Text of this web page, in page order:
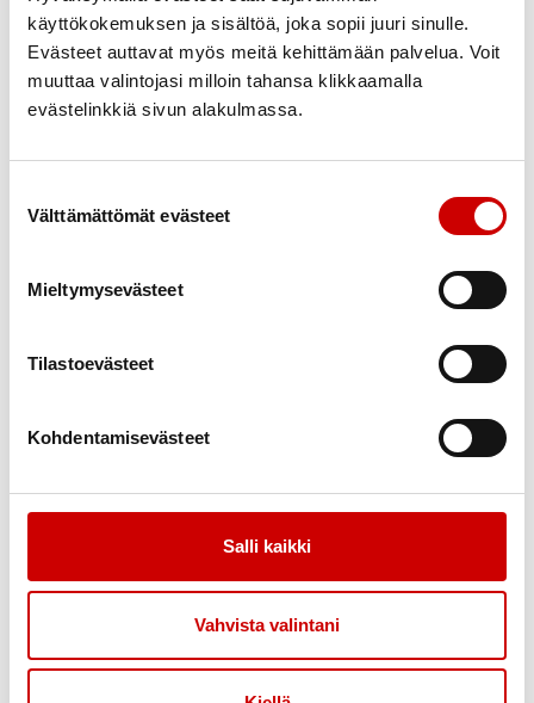
käyttökokemuksen ja sisältöä, joka sopii juuri sinulle.
Evästeet auttavat myös meitä kehittämään palvelua. Voit
muuttaa valintojasi milloin tahansa klikkaamalla
evästelinkkiä sivun alakulmassa.
Välttämättömät evästeet
Mieltymysevästeet
Tilastoevästeet
Kohdentamisevästeet
Salli kaikki
Vahvista valintani
Puhelimet ja laitteet pois, kahvipöydässä
käydään usein parhaimmat keskustelut
Jos keskustelulle on aikaraja tai sinulla on
Kuuntelu
kuuntelevan korvaparin
Keskustelun lomassa voi olla myös hiljaisia
Hyvä keskustelu perustuu
ajatusten jakaminen aiheesta vuorottelevat
Keskustelun tarkoituksena ei ole olla samaa
mieltä asioista, vaan pyrkimys ymmärtää